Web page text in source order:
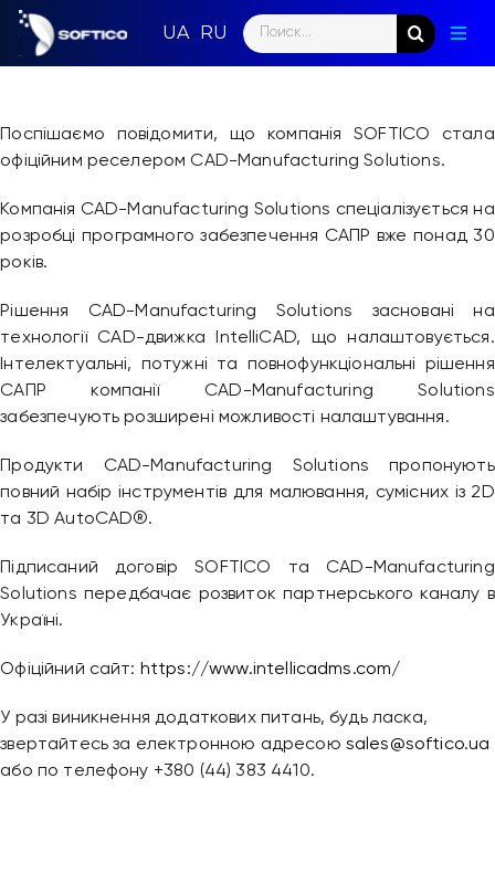
Skip
content
Search
for:
Поспішаємо повідомити, що компанія SOFTICO стала
офіційним реселером CAD-Manufacturing Solutions.
Компанія CAD-Manufacturing Solutions спеціалізується на
розробці програмного забезпечення САПР вже понад 30
років.
Рішення CAD-Manufacturing Solutions засновані на
технології CAD-движка IntelliCAD, що налаштовується.
Інтелектуальні, потужні та повнофункціональні рішення
САПР компанії CAD-Manufacturing Solutions
забезпечують розширені можливості налаштування.
Продукти CAD-Manufacturing Solutions пропонують
повний набір інструментів для малювання, сумісних із 2D
та 3D AutoCAD®.
Підписаний договір SOFTICO та CAD-Manufacturing
Solutions передбачає розвиток партнерського каналу в
Україні.
Офіційний сайт: https://www.intellicadms.com/
У разі виникнення додаткових питань, будь ласка,
звертайтесь за електронною адресою sales@softico.ua
або по телефону +380 (44) 383 4410.